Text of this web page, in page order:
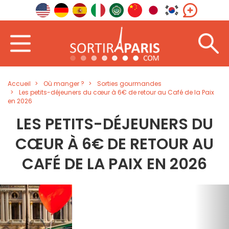
Accueil Où manger ?
Sorties gourmandes
Les petits-déjeuners du cœur à 6€ de retour au Café de la Paix
en 2026
LES PETITS-DÉJEUNERS DU
CŒUR À 6€ DE RETOUR AU
CAFÉ DE LA PAIX EN 2026